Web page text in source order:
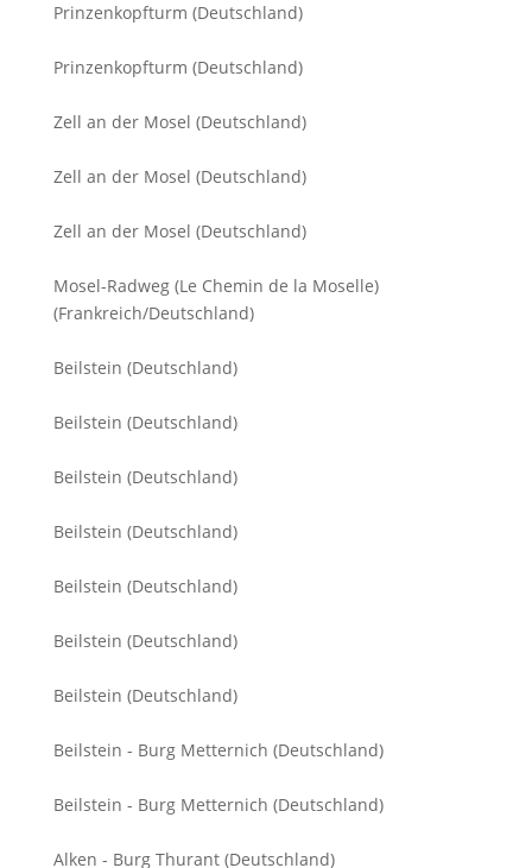
Prinzenkopfturm (Deutschland)
Prinzenkopfturm (Deutschland)
Zell an der Mosel (Deutschland)
Zell an der Mosel (Deutschland)
Zell an der Mosel (Deutschland)
Mosel-Radweg (Le Chemin de la Moselle)
(Frankreich/Deutschland)
Beilstein (Deutschland)
Beilstein (Deutschland)
Beilstein (Deutschland)
Beilstein (Deutschland)
Beilstein (Deutschland)
Beilstein (Deutschland)
Beilstein (Deutschland)
Beilstein - Burg Metternich (Deutschland)
Beilstein - Burg Metternich (Deutschland)
Alken - Burg Thurant (Deutschland)